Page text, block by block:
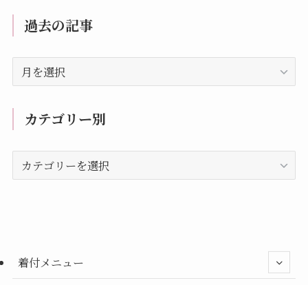
過去の記事
去
事
カテゴリー別
テ
着付メニュー